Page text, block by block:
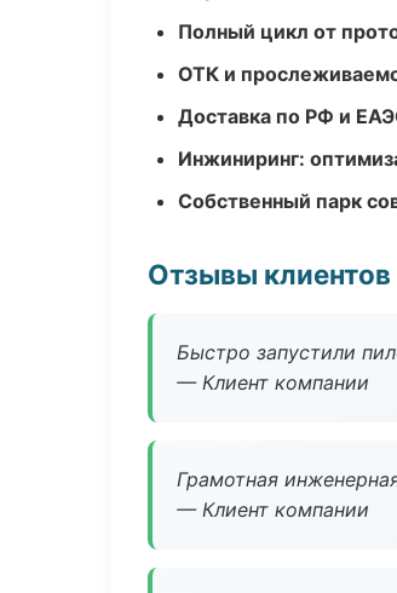
Полный цикл от
ОТК и
Доставка по РФ и
Инжиниринг:
Собственный парк
Отзывы клиентов
Быстро запустили
— Клиент компании
Грамотная
— Клиент компании